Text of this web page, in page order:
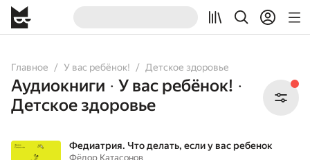
Главное У вас ребёнок! Детское здоровье
AllBooks Audiobooks
Аудиокниги • У вас ребёнок! •
Детское здоровье
Федиатрия. Что делать, если у вас ребенок
Фёдор Катасонов